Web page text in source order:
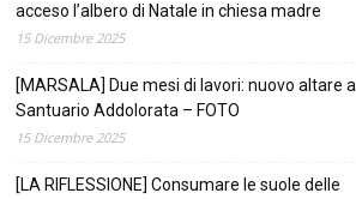
acceso l’albero di Natale in chiesa madre
15 Dicembre 2025
[MARSALA] Due mesi di lavori: nuovo altare al
Santuario Addolorata – FOTO
15 Dicembre 2025
[LA RIFLESSIONE] Consumare le suole delle